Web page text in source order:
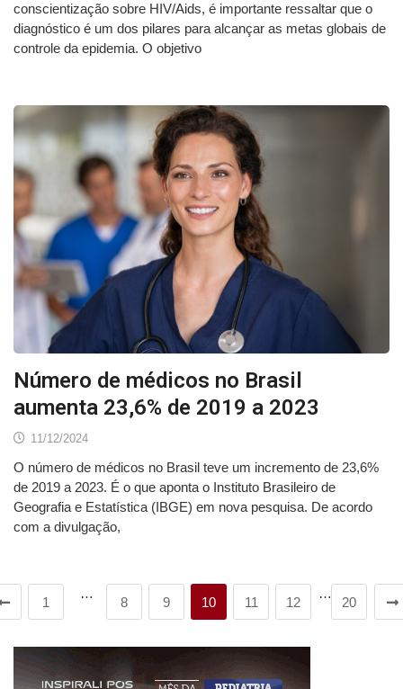
conscientização sobre HIV/Aids, é importante ressaltar que o
diagnóstico é um dos pilares para alcançar as metas globais de
controle da epidemia. O objetivo
Número de médicos no Brasil
aumenta 23,6% de 2019 a 2023
11/12/2024
O número de médicos no Brasil teve um incremento de 23,6%
de 2019 a 2023. É o que aponta o Instituto Brasileiro de
Geografia e Estatística (IBGE) em nova pesquisa. De acordo
com a divulgação,
1
…
8 9 10 11 12
…
20